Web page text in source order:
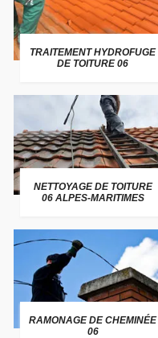
TRAITEMENT HYDROFUGE
DE TOITURE 06
NETTOYAGE DE TOITURE
06 ALPES-MARITIMES
RAMONAGE DE CHEMINÉE
06